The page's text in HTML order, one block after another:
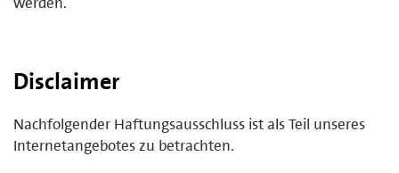
Disclaimer
Nachfolgender Haftungsausschluss ist als Teil unseres
Internetangebotes zu betrachten.